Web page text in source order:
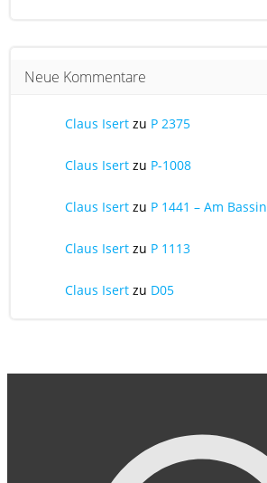
Neue Kommentare
Claus Isert zu P 2375
Claus Isert zu P-1008
Claus Isert zu P 1441 – Am Bassin
Claus Isert zu P 1113
Claus Isert zu D05